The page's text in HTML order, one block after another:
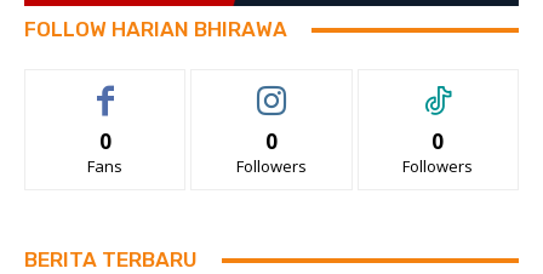
FOLLOW HARIAN BHIRAWA
0
Fans
0
Followers
0
Followers
BERITA TERBARU